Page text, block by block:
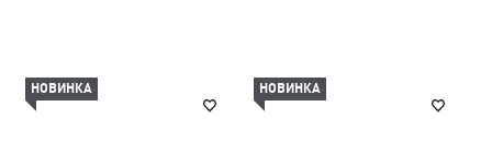
НОВИНКА НОВИНКА